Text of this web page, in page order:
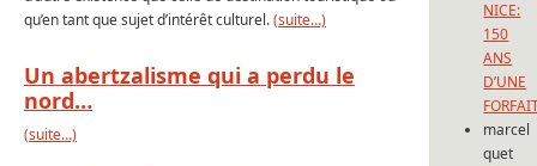
qu’en tant que sujet d’intérêt culturel.(suite…)
Un abertzalisme qui a perdu le
nord…
(suite…)
NICE:
150
ANS
D’UNE
marcel
quet